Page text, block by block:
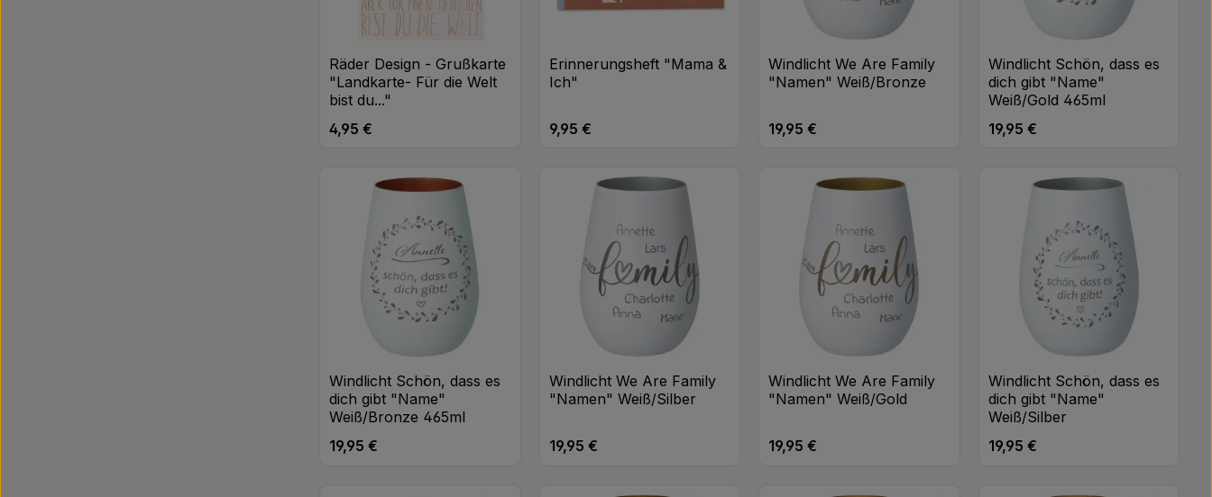
Räder Design - Grußkarte
"Landkarte- Für die Welt
bist du..."
Regulärer Preis:
4,95 €
Produkt Anzahl: Gib den gewünschten Wert ein oder benutze die Schaltflächen um
Erinnerungsheft "Mama &
Ich"
Regulärer Preis:
9,95 €
Produkt Anzahl: Gib den gewünschten Wert ein oder
Windlicht We Are Family
"Namen" Weiß/Bronze
Regulärer Preis:
19,95 €
Windlicht Schön, dass es
dich gibt "Name"
Weiß/Gold 465ml
Regulärer Preis:
19,95 €
Windlicht Schön, dass es
dich gibt "Name"
Weiß/Bronze 465ml
Regulärer Preis:
19,95 €
Windlicht We Are Family
"Namen" Weiß/Silber
Regulärer Preis:
19,95 €
Windlicht We Are Family
"Namen" Weiß/Gold
Regulärer Preis:
19,95 €
Windlicht Schön, dass es
dich gibt "Name"
Weiß/Silber
Regulärer Preis:
19,95 €